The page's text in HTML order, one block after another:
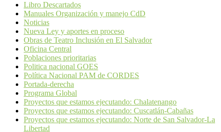
Libro Descartados
Manuales Organización y manejo CdD
Noticias
Nueva Ley y aportes en proceso
Obras de Teatro Inclusión en El Salvador
Oficina Central
Poblaciones prioritarias
Politica nacional GOES
Política Nacional PAM de CORDES
Portada-derecha
Programa Global
Proyectos que estamos ejecutando: Chalatenango
Proyectos que estamos ejecutando: Cuscatlán-Cabañas
Proyectos que estamos ejecutando: Norte de San Salvador-La
Libertad